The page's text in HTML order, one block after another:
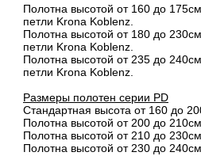
Полотна высотой от 160 до
петли Krona Koblenz.
Полотна высотой от 180 до
петли Krona Koblenz.
Полотна высотой от 235 до
петли Krona Koblenz.
Размеры полотен серии PD
Стандартная высота от 160 до
Полотна высотой от 200 до
Полотна высотой от 210 до
Полотна высотой от 230 до